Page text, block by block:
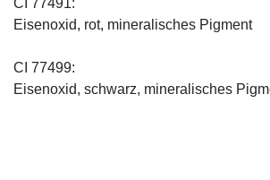
Eisenoxid, rot, mineralisches Pigment
CI 77499:
Eisenoxid, schwarz, mineralisches